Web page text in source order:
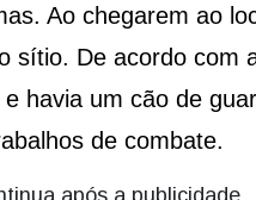
Ao chegarem ao
sítio. De acordo com
havia um cão de
de combate.
após a publicidade